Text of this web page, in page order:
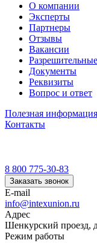
О компании
Эксперты
Партнеры
Отзывы
Вакансии
Документы
Реквизиты
Вопрос и ответ
Полезная информация
Контакты
8 800 775-30-83
Заказать звонок
E-mail
info@intexunion.ru
Адрес
Шенкурский проезд,
Режим работы